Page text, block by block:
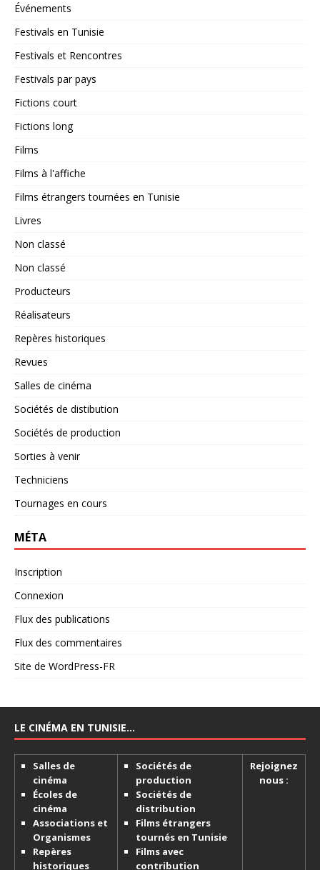
Événements
Festivals en Tunisie
Festivals et Rencontres
Festivals par pays
Fictions court
Fictions long
Films
Films à l'affiche
Films étrangers tournées en Tunisie
Livres
Non classé
Non classé
Producteurs
Réalisateurs
Repères historiques
Revues
Salles de cinéma
Sociétés de distibution
Sociétés de production
Sorties à venir
Techniciens
Tournages en cours
MÉTA
Inscription
Connexion
Flux des publications
Flux des commentaires
Site de WordPress-FR
LE CINÉMA EN TUNISIE…
Salles de
cinéma
Écoles de
cinéma
Associations et
Organismes
Repères
historiques
Sociétés de
production
Sociétés de
distribution
Films étrangers
tournés en Tunisie
Films avec
contribution
Rejoignez
nous :